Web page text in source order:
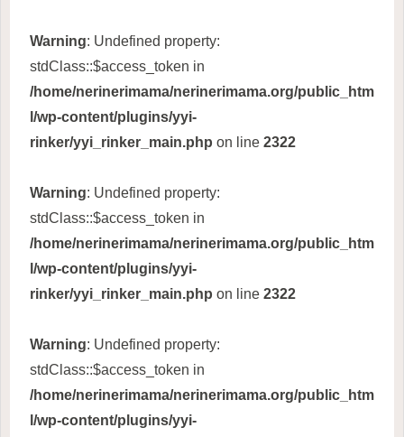
Warning: Undefined property:
stdClass::$access_token in
/home/nerinerimama/nerinerimama.org/public_htm
l/wp-content/plugins/yyi-
rinker/yyi_rinker_main.php on line 2322
Warning: Undefined property:
stdClass::$access_token in
/home/nerinerimama/nerinerimama.org/public_htm
l/wp-content/plugins/yyi-
rinker/yyi_rinker_main.php on line 2322
Warning: Undefined property:
stdClass::$access_token in
/home/nerinerimama/nerinerimama.org/public_htm
l/wp-content/plugins/yyi-